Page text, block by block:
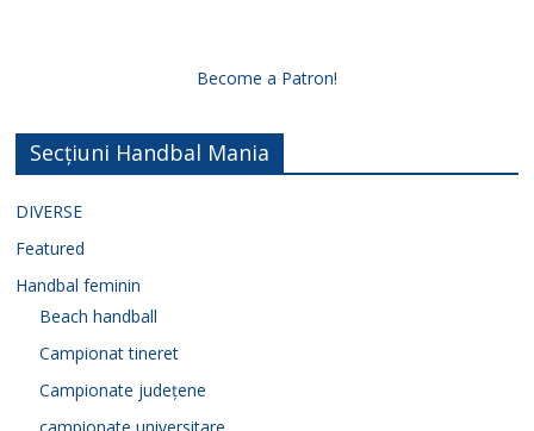
Become a Patron!
Secțiuni Handbal Mania
DIVERSE
Featured
Handbal feminin
Beach handball
Campionat tineret
Campionate județene